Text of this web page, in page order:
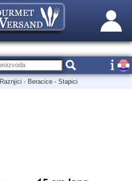
Raznjici - Beracice - Stapici